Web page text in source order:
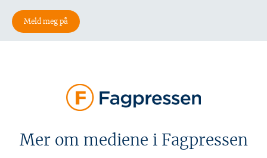
Mer om mediene i Fagpressen